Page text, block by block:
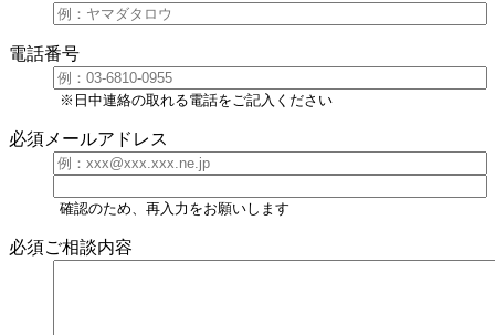
電話番号
※日中連絡の取れる電話をご記入ください
必須 メールアドレス
確認のため、再入力をお願いします
必須ご相談内容